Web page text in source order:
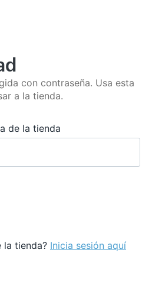
con contraseña. Usa esta
a la tienda.
de la tienda
la tienda? Inicia sesión aquí